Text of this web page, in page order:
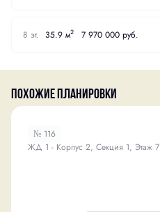
8 эт. 35.9 м2 7 970 000 руб.
Похожие планировки
№ 116
ЖД 1 - Корпус 2, Секция 1, Этаж 7